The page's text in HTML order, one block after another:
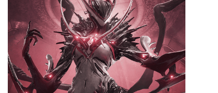
370 플래티넘
오락시아 번들
370 플래티넘
오락시아